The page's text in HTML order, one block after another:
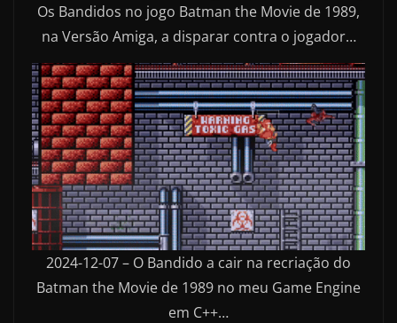
Os Bandidos no jogo Batman the Movie de 1989,
na Versão Amiga, a disparar contra o jogador…
2024-12-07 – O Bandido a cair na recriação do
Batman the Movie de 1989 no meu Game Engine
em C++…